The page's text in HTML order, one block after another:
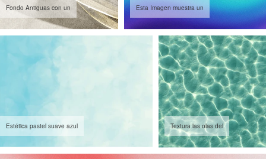
Fondo Antiguas con un Esta Imagen muestra un
Estética pastel suave azul Textura las olas del